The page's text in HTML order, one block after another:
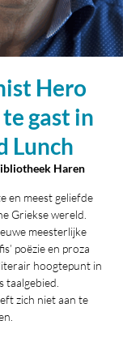
Hero
gast in
Lunch
Haren
en meest geliefde
Griekse wereld.
meesterlijke
poëzie en proza
hoogtepunt in
taalgebied.
zich niet aan te